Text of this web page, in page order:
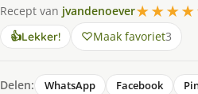
Recept van jvandenoever
👍Lekker! Maak favoriet3
Delen: WhatsApp Facebook